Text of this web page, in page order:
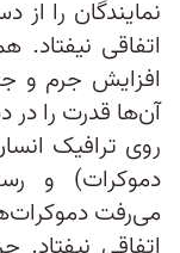
افزایش جرم و
آن‌ها قدرت را در
روی ترافیک
دموکرات) و
می‌رفت